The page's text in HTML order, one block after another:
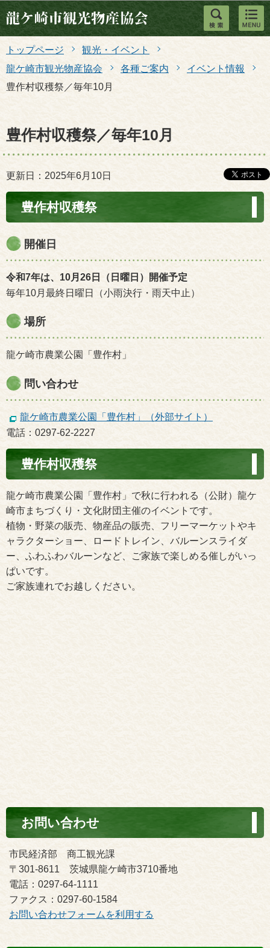
このページの本文へ移動
トップページ
観光・イベント
龍ケ崎市観光物産協会
各種ご案内
イベント情報
豊作村収穫祭／毎年10月
豊作村収穫祭／毎年10月
更新日：2025年6月10日
豊作村収穫祭
開催日
令和7年は、10月26日（日曜日）開催予定
毎年10月最終日曜日（小雨決行・雨天中止）
場所
龍ケ崎市農業公園「豊作村」
問い合わせ
龍ケ崎市農業公園「豊作村」（外部サイト）
電話：0297-62-2227
豊作村収穫祭
龍ケ崎市農業公園「豊作村」で秋に行われる（公財）龍ケ
崎市まちづくり・文化財団主催のイベントです。
植物・野菜の販売、物産品の販売、フリーマーケットやキ
ャラクターショー、ロードトレイン、バルーンスライダ
ー、ふわふわバルーンなど、ご家族で楽しめる催しがいっ
ぱいです。
ご家族連れでお越しください。
お問い合わせ
市民経済部 商工観光課
〒301-8611 茨城県龍ケ崎市3710番地
電話：0297-64-1111
ファクス：0297-60-1584
お問い合わせフォームを利用する